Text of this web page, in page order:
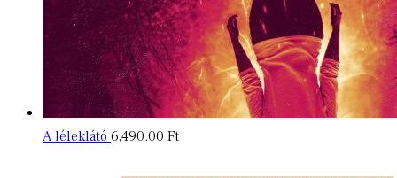
A léleklátó 6,490.00 Ft